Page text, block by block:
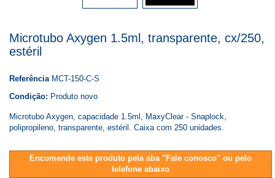
Microtubo Axygen 1.5ml, transparente, cx/250,
estéril
Referência MCT-150-C-S
Condição: Produto novo
Microtubo Axygen, capacidade 1.5ml, MaxyClear - Snaplock,
polipropileno, transparente, estéril. Caixa com 250 unidades.
Encomende este produto pela aba "Fale conosco" ou pelo
telefone abaixo